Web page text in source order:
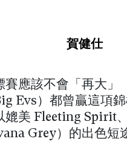
賀健仕
賽應該不會「再大」
Evs）都曾贏這項
媲美 Fleeting Spirit
Grey）的出色短